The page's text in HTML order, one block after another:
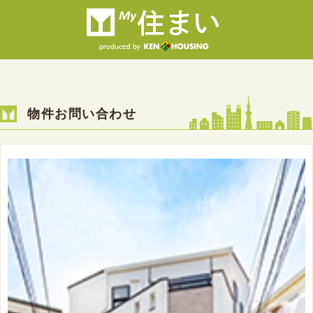
物件お問い合わせ